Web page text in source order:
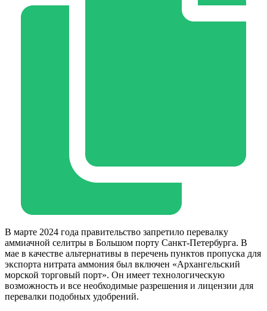
В марте 2024 года правительство запретило перевалку
аммиачной селитры в Большом порту Санкт-Петербурга. В
мае в качестве альтернативы в перечень пунктов пропуска для
экспорта нитрата аммония был включен «Архангельский
морской торговый порт». Он имеет технологическую
возможность и все необходимые разрешения и лицензии для
перевалки подобных удобрений.